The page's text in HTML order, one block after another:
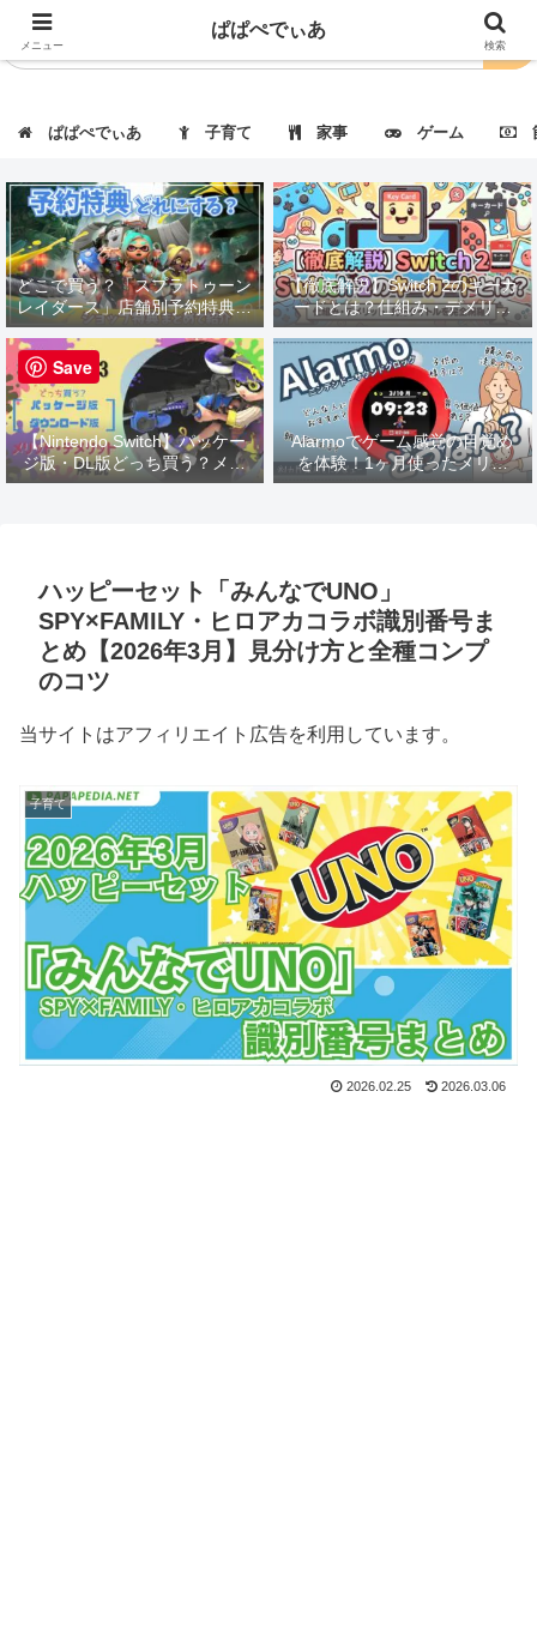
ぱぱぺでぃあ 子育て 家事 ゲーム
どこで買う？「スプラトゥーン
レイダース」店舗別予約特典・
価格まとめ｜一覧表で徹底比
較！
【徹底解説】Switch 2のキーカ
ードとは？仕組み・デメリッ
ト・対応タイトルも紹介！
【Nintendo Switch】パッケー
ジ版・DL版どっち買う？メリ
ット・デメリット解説
Alarmoでゲーム感覚の目覚め
を体験！1ヶ月使ったメリッ
ト・デメリットを徹底レビュー
ハッピーセット「みんなでUNO」
SPY×FAMILY・ヒロアカコラボ識別番号ま
とめ【2026年3月】見分け方と全種コンプ
のコツ
当サイトはアフィリエイト広告を利用しています。
子育て
2026.02.25 2026.03.06
メニュー
ぱぱぺでぃあ
検索
Save